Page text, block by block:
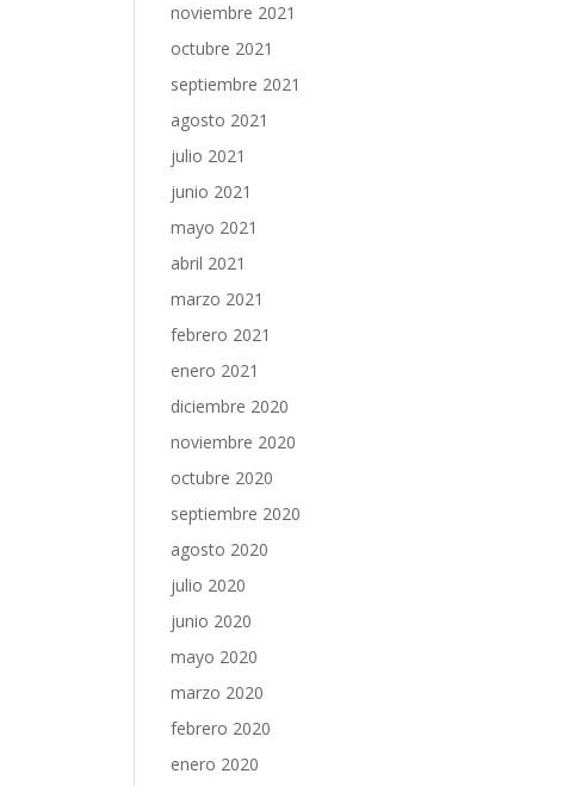
noviembre 2021
octubre 2021
septiembre 2021
agosto 2021
julio 2021
junio 2021
mayo 2021
abril 2021
marzo 2021
febrero 2021
enero 2021
diciembre 2020
noviembre 2020
octubre 2020
septiembre 2020
agosto 2020
julio 2020
junio 2020
mayo 2020
marzo 2020
febrero 2020
enero 2020